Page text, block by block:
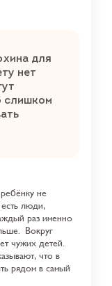
для
нет
слишком
не
есть люди,
раз именно
Вокруг
чужих детей.
что в
рядом в самый